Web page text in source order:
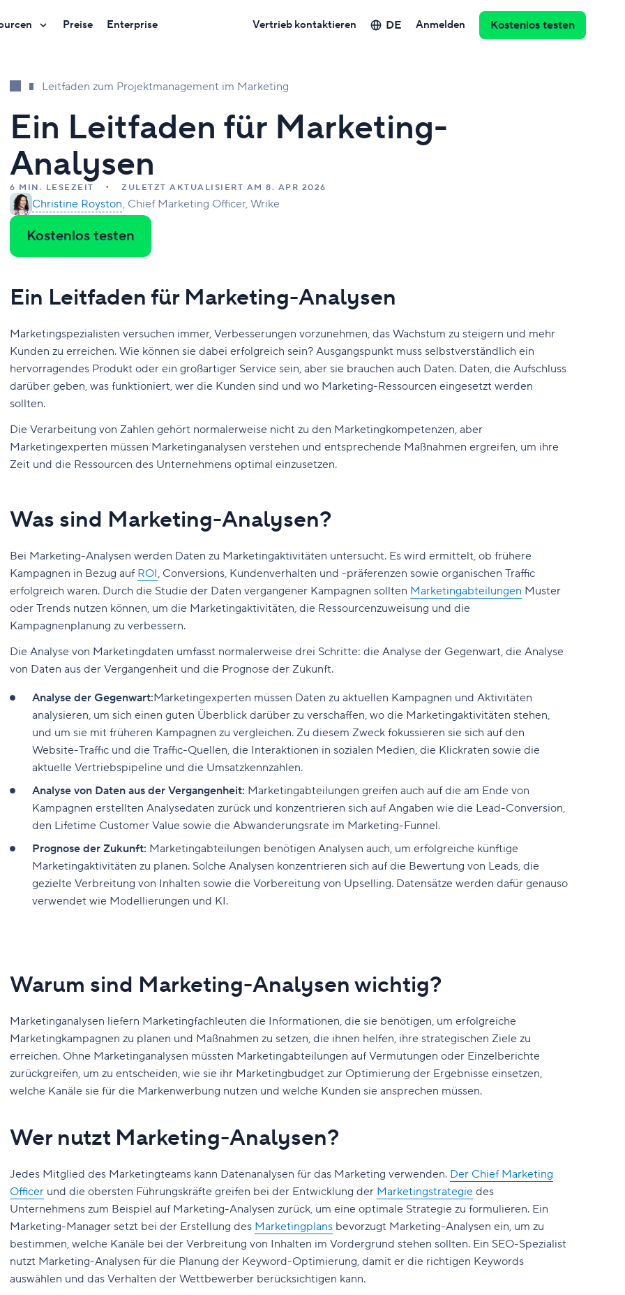
Preise Enterprise Vertrieb kontaktieren DE Anmelden Kostenlos testen
Leitfaden zum Projektmanagement im Marketing
Ein Leitfaden für Marketing-
Analysen
6 MIN. LESEZEIT ZULETZT AKTUALISIERT AM 8. APR 2026
Christine Royston Chief Marketing Officer, Wrike
Kostenlos testen
Ein Leitfaden für Marketing-Analysen
Marketingspezialisten versuchen immer, Verbesserungen vorzunehmen, das Wachstum zu steigern und mehr
Kunden zu erreichen. Wie können sie dabei erfolgreich sein? Ausgangspunkt muss selbstverständlich ein
hervorragendes Produkt oder ein großartiger Service sein, aber sie brauchen auch Daten. Daten, die Aufschluss
darüber geben, was funktioniert, wer die Kunden sind und wo Marketing-Ressourcen eingesetzt werden
sollten.
Die Verarbeitung von Zahlen gehört normalerweise nicht zu den Marketingkompetenzen, aber
Marketingexperten müssen Marketinganalysen verstehen und entsprechende Maßnahmen ergreifen, um ihre
Zeit und die Ressourcen des Unternehmens optimal einzusetzen.
Was sind Marketing-Analysen?
Bei Marketing-Analysen werden Daten zu Marketingaktivitäten untersucht. Es wird ermittelt, ob frühere
Kampagnen in Bezug auf ROI, Conversions, Kundenverhalten und -präferenzen sowie organischen Traffic
erfolgreich waren. Durch die Studie der Daten vergangener Kampagnen sollten Marketingabteilungen Muster
oder Trends nutzen können, um die Marketingaktivitäten, die Ressourcenzuweisung und die
Kampagnenplanung zu verbessern.
Die Analyse von Marketingdaten umfasst normalerweise drei Schritte: die Analyse der Gegenwart, die Analyse
von Daten aus der Vergangenheit und die Prognose der Zukunft.
Analyse der Gegenwart:Marketingexperten müssen Daten zu aktuellen Kampagnen und Aktivitäten
analysieren, um sich einen guten Überblick darüber zu verschaffen, wo die Marketingaktivitäten stehen,
und um sie mit früheren Kampagnen zu vergleichen. Zu diesem Zweck fokussieren sie sich auf den
Website-Traffic und die Traffic-Quellen, die Interaktionen in sozialen Medien, die Klickraten sowie die
aktuelle Vertriebspipeline und die Umsatzkennzahlen.
Analyse von Daten aus der Vergangenheit: Marketingabteilungen greifen auch auf die am Ende von
Kampagnen erstellten Analysedaten zurück und konzentrieren sich auf Angaben wie die Lead-Conversion,
den Lifetime Customer Value sowie die Abwanderungsrate im Marketing-Funnel.
Prognose der Zukunft: Marketingabteilungen benötigen Analysen auch, um erfolgreiche künftige
Marketingaktivitäten zu planen. Solche Analysen konzentrieren sich auf die Bewertung von Leads, die
gezielte Verbreitung von Inhalten sowie die Vorbereitung von Upselling. Datensätze werden dafür genauso
verwendet wie Modellierungen und KI.
Warum sind Marketing-Analysen wichtig?
Marketinganalysen liefern Marketingfachleuten die Informationen, die sie benötigen, um erfolgreiche
Marketingkampagnen zu planen und Maßnahmen zu setzen, die ihnen helfen, ihre strategischen Ziele zu
erreichen. Ohne Marketinganalysen müssten Marketingabteilungen auf Vermutungen oder Einzelberichte
zurückgreifen, um zu entscheiden, wie sie ihr Marketingbudget zur Optimierung der Ergebnisse einsetzen,
welche Kanäle sie für die Markenwerbung nutzen und welche Kunden sie ansprechen müssen.
Wer nutzt Marketing-Analysen?
Jedes Mitglied des Marketingteams kann Datenanalysen für das Marketing verwenden. Der Chief Marketing
Officer und die obersten Führungskräfte greifen bei der Entwicklung der Marketingstrategie des
Unternehmens zum Beispiel auf Marketing-Analysen zurück, um eine optimale Strategie zu formulieren. Ein
Marketing-Manager setzt bei der Erstellung des Marketingplans bevorzugt Marketing-Analysen ein, um zu
bestimmen, welche Kanäle bei der Verbreitung von Inhalten im Vordergrund stehen sollten. Ein SEO-Spezialist
nutzt Marketing-Analysen für die Planung der Keyword-Optimierung, damit er die richtigen Keywords
auswählen und das Verhalten der Wettbewerber berücksichtigen kann.